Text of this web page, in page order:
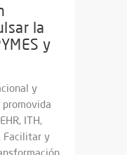
la
y
y
ITH,
Facilitar y